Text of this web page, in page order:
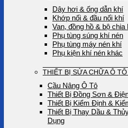
Dây hơi & ống dẫn khí
Khớp nối & đầu nối khí
Van, đồng hồ & bộ chia
Phụ tùng súng khí nén
Phụ tùng máy nén khí
Phụ kiện khí nén khác
THIẾT BỊ SỬA CHỮA Ô
Cầu Nâng Ô Tô
Thiết Bị Đồng Sơn &
Thiết Bị Kiểm Định &
Thiết Bị Thay Dầu &
Dụng